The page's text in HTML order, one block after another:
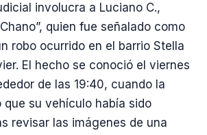
involucra a Luciano C.,
quien fue señalado como
robo ocurrido en el barrio Stella
El hecho se conoció el viernes
de las 19:40, cuando la
su vehículo había sido
revisar las imágenes de una